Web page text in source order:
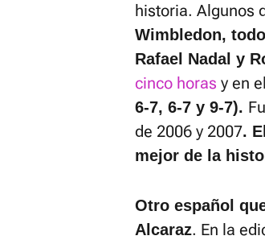
historia. Algunos
Wimbledon,
Rafael Nadal y
cinco horas y en
6-7, 6-7 y 9-7).
de 2006 y 2007.
mejor de la
Otro español
Alcaraz. En la